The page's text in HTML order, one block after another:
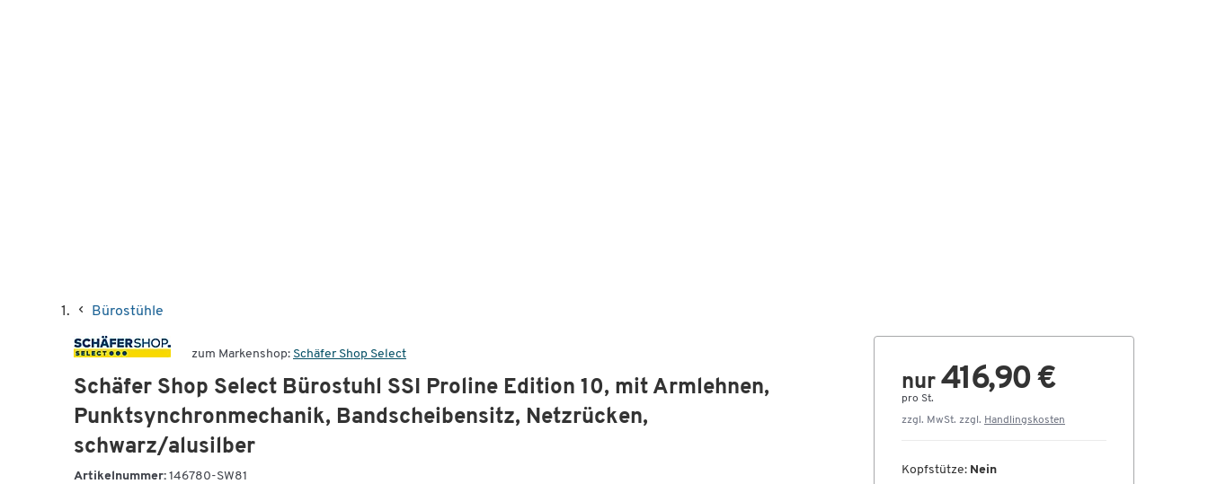
Bürostühle
zum Markenshop: Schäfer Shop Select
Schäfer Shop Select Bürostuhl SSI Proline Edition 10, mit Armlehnen,
Punktsynchronmechanik, Bandscheibensitz, Netzrücken,
schwarz/alusilber
Artikelnummer: 146780-SW81
nur 416,90 €
pro St.
zzgl. MwSt. zzgl. Handlingskosten
Kopfstütze: Nein